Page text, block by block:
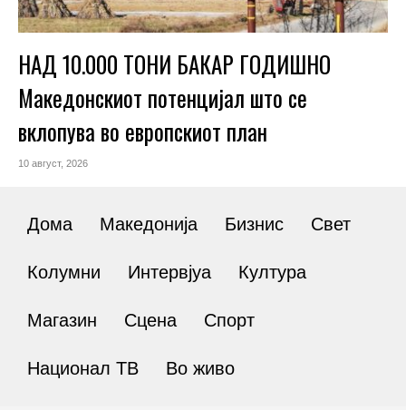
НАД 10.000 ТОНИ БАКАР ГОДИШНО
Македонскиот потенцијал што се
вклопува во европскиот план
10 август, 2026
Дома Македонија Бизнис Свет
Колумни Интервјуа Култура
Магазин Сцена Спорт
Национал ТВ Во живо